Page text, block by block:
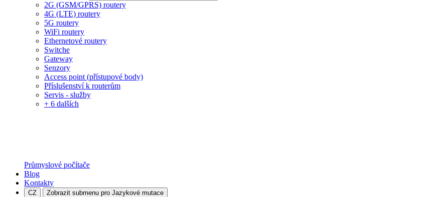
2G (GSM/GPRS) routery
4G (LTE) routery
5G routery
WiFi routery
Ethernetové routery
Switche
Gateway
Senzory
Access point (přístupové body)
Příslušenství k routerům
Servis - služby
+ 6 dalších
Průmyslové počítače
Blog
Kontakty
CZ Zobrazit submenu pro Jazykové mutace